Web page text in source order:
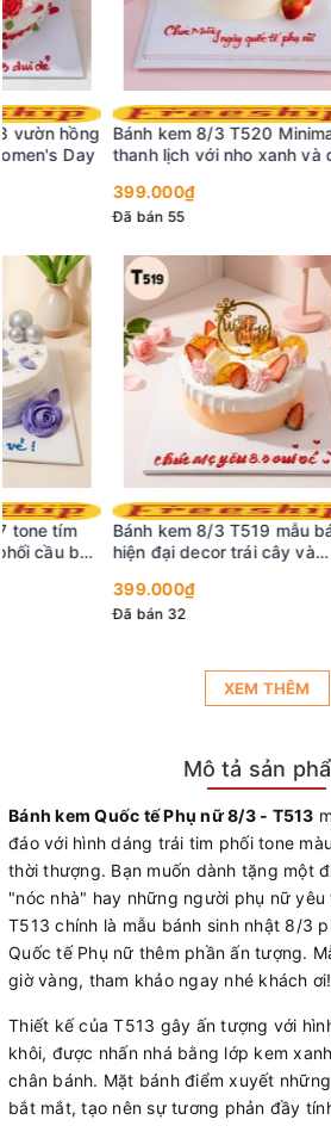
Bánh kem 8/3 T520 Minimalist
thanh lịch với nho xanh và dâu
Bánh kem 8/3 T519 mẫu bánh
hiện đại decor trái cây và
XEM THÊM
Mô tả sản
Bánh kem Quốc tế Phụ nữ 8/3 - T513
đáo với hình dáng trái tim phối tone
thời thượng. Bạn muốn dành tặng một
"nóc nhà" hay những người phụ nữ
T513 chính là mẫu bánh sinh nhật 8/3
Quốc tế Phụ nữ thêm phần ấn tượng.
giờ vàng, tham khảo ngay nhé khách ơi!
Thiết kế của T513 gây ấn tượng với
khôi, được nhấn nhá bằng lớp kem
chân bánh. Mặt bánh điểm xuyết
bắt mắt, tạo nên sự tương phản đầy